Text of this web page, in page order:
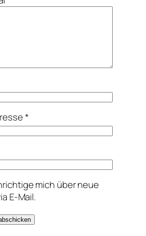
*
mich über neue
E-Mail.